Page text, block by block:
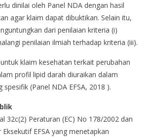
dinilai oleh Panel NDA dengan hasil
agar klaim dapat dibuktikan. Selain itu,
dari penilaian kriteria (i)
penilaian ilmiah terhadap kriteria (iii).
klaim kesehatan terkait perubahan
profil lipid darah diuraikan dalam
spesifik (Panel NDA EFSA, 2018 ).
32c(2) Peraturan (EC) No 178/2002 dan
EFSA yang menetapkan